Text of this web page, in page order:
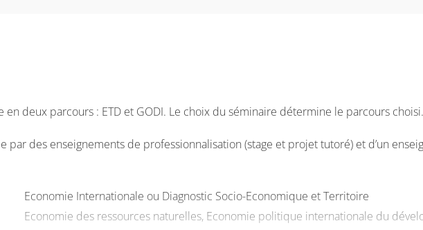
en deux parcours : ETD et GODI. Le choix du séminaire détermine le parcours choisi.
par des enseignements de professionnalisation (stage et projet tutoré) et d’un
Economie Internationale ou Diagnostic Socio-Economique et Territoire
Economie des ressources naturelles, Economie politique internationale du